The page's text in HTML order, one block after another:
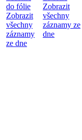
do fólie
Zobrazit
všechny
záznamy
ze dne
Zobrazit
všechny
záznamy ze
dne